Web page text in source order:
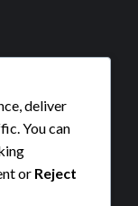
deliver
You can
or Reject